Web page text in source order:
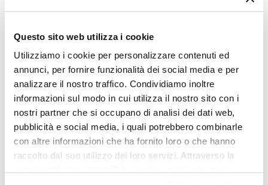
Questo sito web utilizza i cookie
Utilizziamo i cookie per personalizzare contenuti ed
annunci, per fornire funzionalità dei social media e per
analizzare il nostro traffico. Condividiamo inoltre
informazioni sul modo in cui utilizza il nostro sito con i
nostri partner che si occupano di analisi dei dati web,
pubblicità e social media, i quali potrebbero combinarle
con altre informazioni che ha fornito loro o che hanno
raccolto dal suo utilizzo dei loro servizi. Attraverso la
Larghezza
81,6 cm
Profondità
35,7 cm
Colore Struttura
Rovere artisan
Colore Ante
Nero chalet